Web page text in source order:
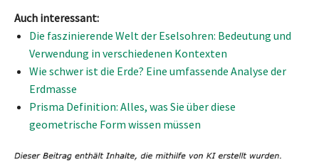
Auch interessant:
Die faszinierende Welt der Eselsohren: Bedeutung und
Verwendung in verschiedenen Kontexten
Wie schwer ist die Erde? Eine umfassende Analyse der
Erdmasse
Prisma Definition: Alles, was Sie über diese
geometrische Form wissen müssen